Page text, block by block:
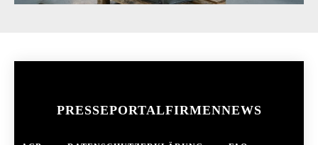
PRESSEPORTALFIRMENNEWS